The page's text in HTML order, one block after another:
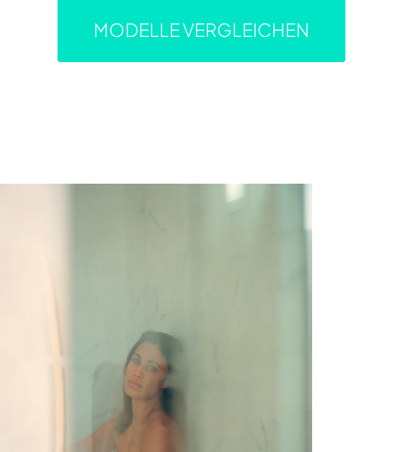
MODELLE VERGLEICHEN